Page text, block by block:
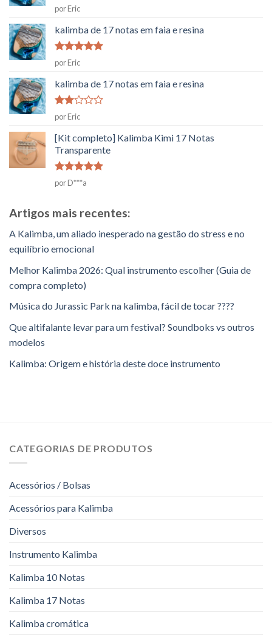
Classificado
como
5
por Eric
kalimba de 17 notas em faia e resina
Classificado
como
5
por Eric
kalimba de 17 notas em faia e resina
Classificado
como
2
em
5
por Eric
[Kit completo] Kalimba Kimi 17 Notas
Transparente
Classificado
como
por D***a
Artigos mais recentes:
A Kalimba, um aliado inesperado na gestão do stress e no
equilíbrio emocional
Melhor Kalimba 2026: Qual instrumento escolher (Guia de
compra completo)
Música do Jurassic Park na kalimba, fácil de tocar ????
Que altifalante levar para um festival? Soundboks vs outros
modelos
Kalimba: Origem e história deste doce instrumento
CATEGORIAS DE PRODUTOS
Acessórios / Bolsas
Acessórios para Kalimba
Diversos
Instrumento Kalimba
Kalimba 10 Notas
Kalimba 17 Notas
Kalimba cromática